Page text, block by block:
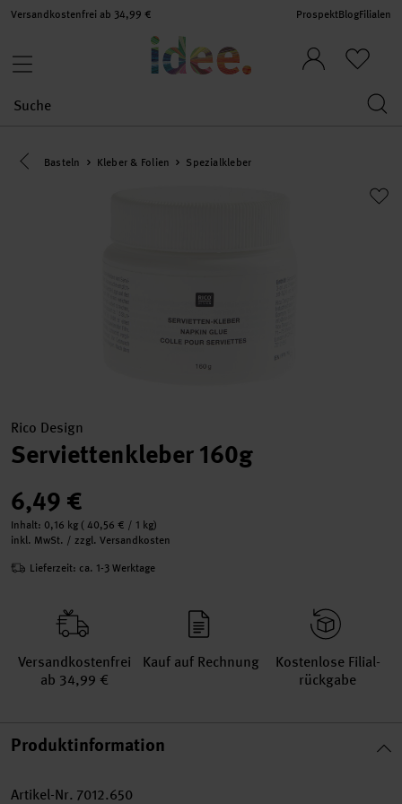
Versandkostenfrei ab 34,99 € ProspektBlogFilialen
Eine Kategorie zurück navigieren
Basteln Kleber & Folien Spezialkleber
Rico Design
Serviettenkleber 160g
6,49 €
Inhalt: 0,16 kg (40,56 € / 1 kg)
inkl. MwSt. / zzgl. Versandkosten
Lieferzeit: ca. 1-3 Werktage
Versand­kosten­frei
ab 34,99 €
Kauf auf Rechnung
Kosten­lose Filial­
rückgabe
Produktinformation
Artikel-Nr. 7012.650